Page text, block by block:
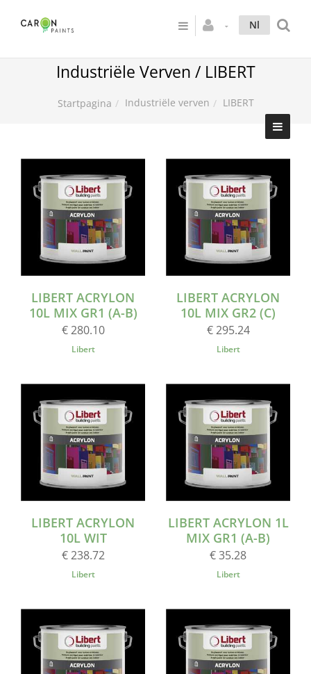
Nl
Industriële Verven / LIBERT
Startpagina Industriële verven LIBERT
LIBERT ACRYLON
10L MIX GR1 (A-B)
€ 280.10
Libert
LIBERT ACRYLON
10L MIX GR2 (C)
€ 295.24
Libert
LIBERT ACRYLON
10L WIT
€ 238.72
Libert
LIBERT ACRYLON 1L
MIX GR1 (A-B)
€ 35.28
Libert